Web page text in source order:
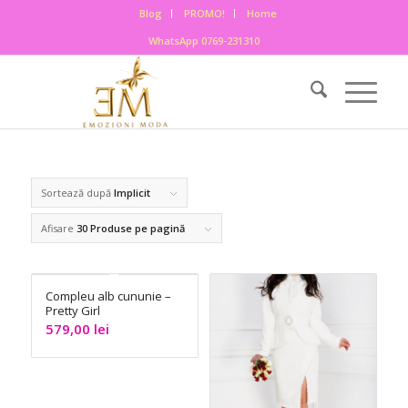
Blog PROMO!
Home
WhatsApp 0769-231310
Sortează după Implicit
Afisare 30 Produse pe pagină
Compleu alb cununie –
Pretty Girl
579,00 lei